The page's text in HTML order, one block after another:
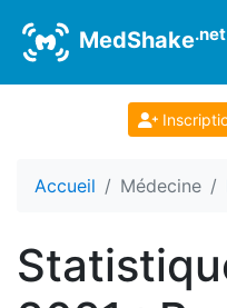
MedShake.net
Accueil Médecine